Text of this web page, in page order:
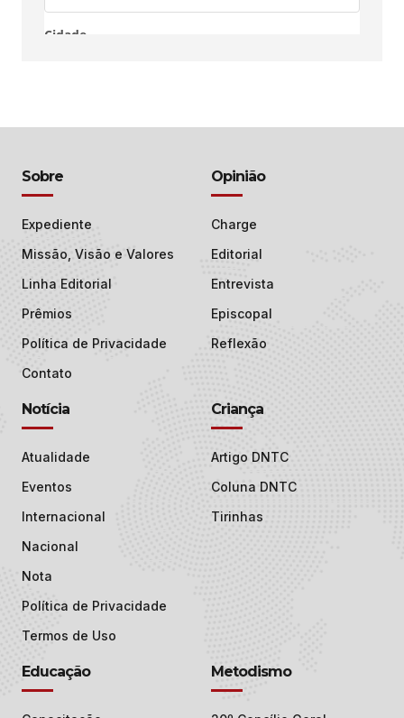
Sobre
Expediente
Missão, Visão e Valores
Linha Editorial
Prêmios
Política de Privacidade
Contato
Opinião
Charge
Editorial
Entrevista
Episcopal
Reflexão
Notícia
Atualidade
Eventos
Internacional
Nacional
Nota
Política de Privacidade
Termos de Uso
Criança
Artigo DNTC
Coluna DNTC
Tirinhas
Educação Metodismo